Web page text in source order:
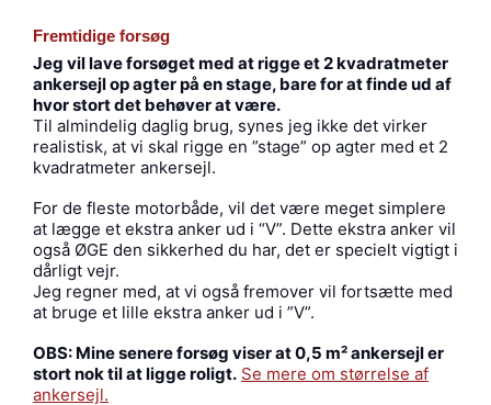
Fremtidige forsøg
Jeg vil lave forsøget med at rigge et 2 kvadratmeter
ankersejl op agter på en stage, bare for at finde ud af
hvor stort det behøver at være.
Til almindelig daglig brug, synes jeg ikke det virker
realistisk, at vi skal rigge en ”stage” op agter med et 2
kvadratmeter ankersejl.
For de fleste motorbåde, vil det være meget simplere
at lægge et ekstra anker ud i “V”. Dette ekstra anker vil
også ØGE den sikkerhed du har, det er specielt vigtigt i
dårligt vejr.
Jeg regner med, at vi også fremover vil fortsætte med
at bruge et lille ekstra anker ud i ”V”.
OBS: Mine senere forsøg viser at 0,5 m² ankersejl er
stort nok til at ligge roligt. Se mere om størrelse af
ankersejl.